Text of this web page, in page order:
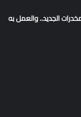
الجديد.. والعمل به